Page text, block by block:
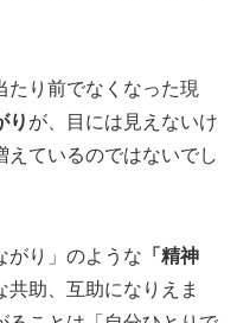
たり前でなくなった現
り が、目には見えないけ
えているのではないでし
がり」のような 「精神
共助、互助になりえま